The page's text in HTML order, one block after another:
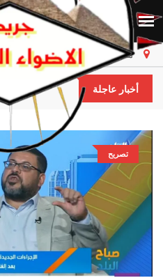
مصر الاثنين، ١٠ أغسطس ٢٠٢٦
أخبار عاجلة
تصريح